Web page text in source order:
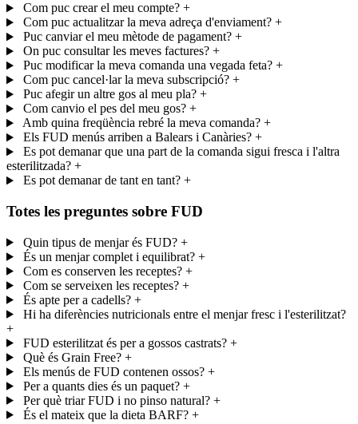
Com puc crear el meu compte? +
Com puc actualitzar la meva adreça d'enviament? +
Puc canviar el meu mètode de pagament? +
On puc consultar les meves factures? +
Puc modificar la meva comanda una vegada feta? +
Com puc cancel·lar la meva subscripció? +
Puc afegir un altre gos al meu pla? +
Com canvio el pes del meu gos? +
Amb quina freqüència rebré la meva comanda? +
Els FUD menús arriben a Balears i Canàries? +
Es pot demanar que una part de la comanda sigui fresca i l'altra
esterilitzada? +
Es pot demanar de tant en tant? +
Totes les preguntes sobre FUD
Quin tipus de menjar és FUD? +
És un menjar complet i equilibrat? +
Com es conserven les receptes? +
Com se serveixen les receptes? +
És apte per a cadells? +
Hi ha diferències nutricionals entre el menjar fresc i l'esterilitzat?
+
FUD esterilitzat és per a gossos castrats? +
Què és Grain Free? +
Els menús de FUD contenen ossos? +
Per a quants dies és un paquet? +
Per què triar FUD i no pinso natural? +
És el mateix que la dieta BARF? +